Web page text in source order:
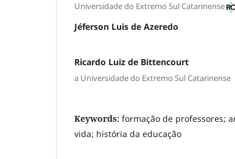
Universidade do Extremo Sul Catarinense
Jéferson Luis de Azeredo
Ricardo Luiz de Bittencourt
a Universidade do Extremo Sul Catarinense
Keywords: formação de professores;
vida; história da educação